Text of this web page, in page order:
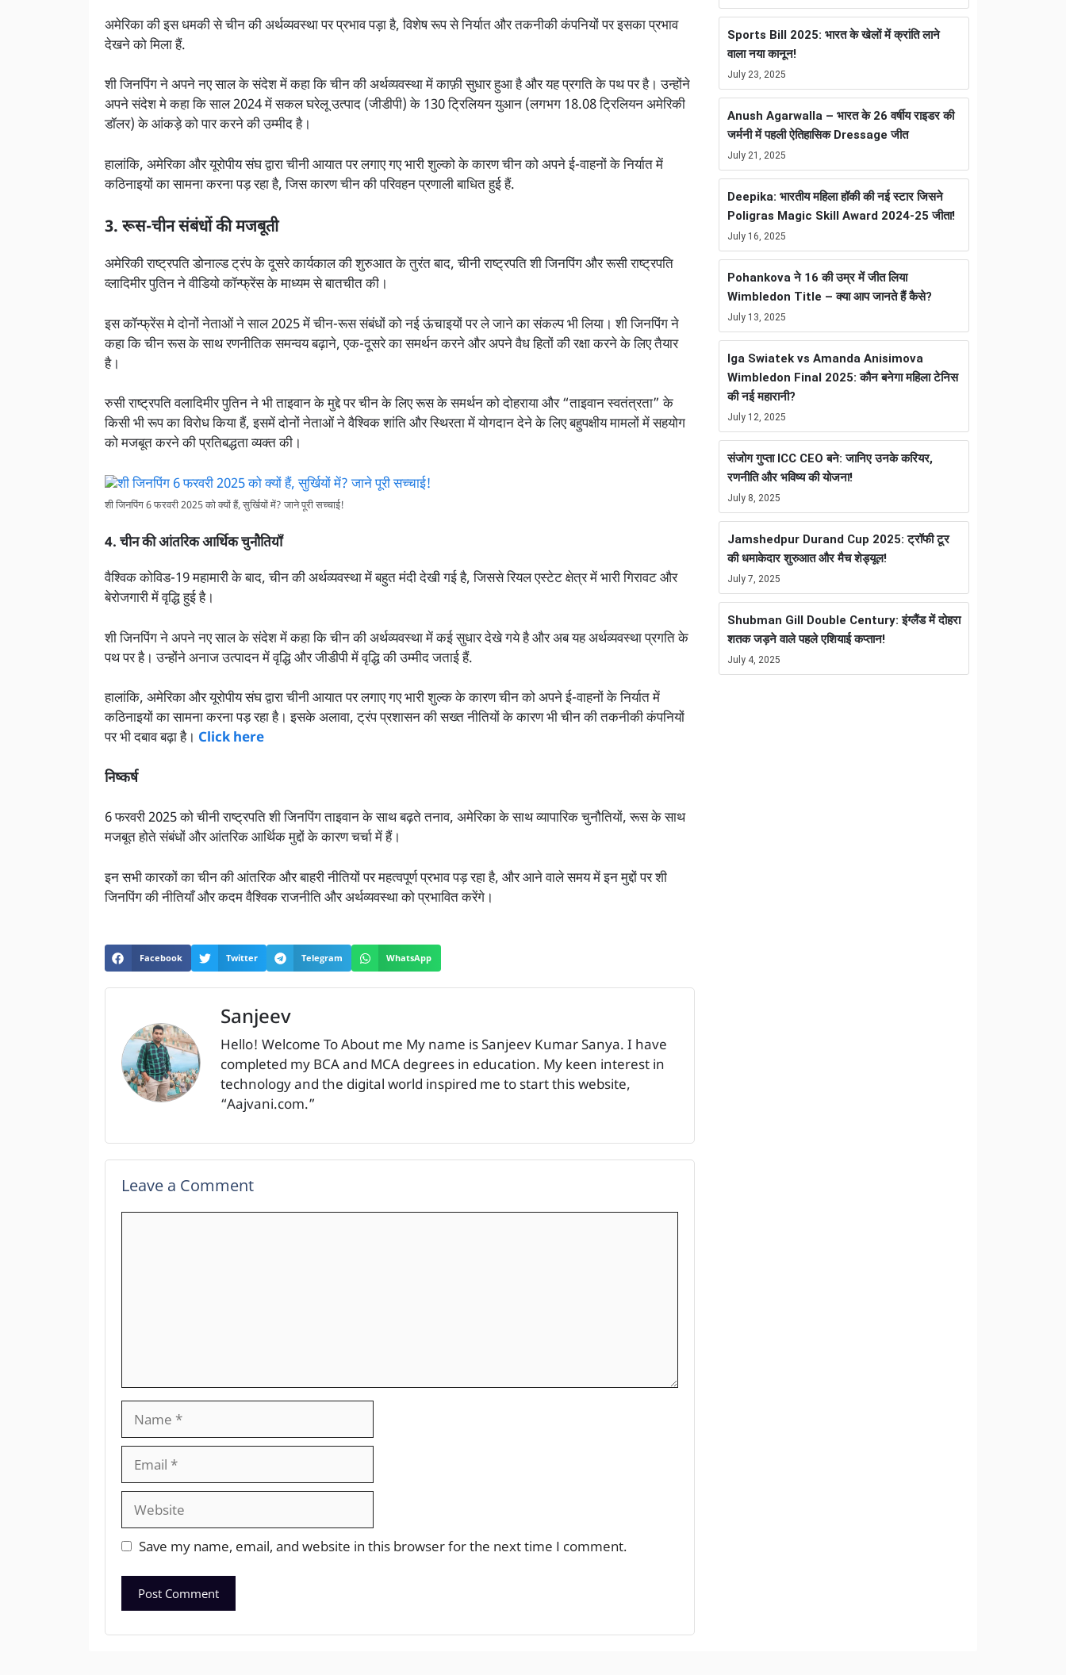
अमेरिका की इस धमकी से चीन की अर्थव्यवस्था पर प्रभाव पड़ा है, विशेष रूप से निर्यात और तकनीकी कंपनियों पर इसका प्रभाव
देखने को मिला हैं.
शी जिनपिंग ने अपने नए साल के संदेश में कहा कि चीन की अर्थव्यवस्था में काफ़ी सुधार हुआ है और यह प्रगति के पथ पर है। उन्होंने
अपने संदेश मे कहा कि साल 2024 में सकल घरेलू उत्पाद (जीडीपी) के 130 ट्रिलियन युआन (लगभग 18.08 ट्रिलियन अमेरिकी
डॉलर) के आंकड़े को पार करने की उम्मीद है।
हालांकि, अमेरिका और यूरोपीय संघ द्वारा चीनी आयात पर लगाए गए भारी शुल्को के कारण चीन को अपने ई-वाहनों के निर्यात में
कठिनाइयों का सामना करना पड़ रहा है, जिस कारण चीन की परिवहन प्रणाली बाधित हुई हैं.
3. रूस-चीन संबंधों की मजबूती
अमेरिकी राष्ट्रपति डोनाल्ड ट्रंप के दूसरे कार्यकाल की शुरुआत के तुरंत बाद, चीनी राष्ट्रपति शी जिनपिंग और रूसी राष्ट्रपति
व्लादिमीर पुतिन ने वीडियो कॉन्फ्रेंस के माध्यम से बातचीत की।
इस कॉन्फ्रेंस मे दोनों नेताओं ने साल 2025 में चीन-रूस संबंधों को नई ऊंचाइयों पर ले जाने का संकल्प भी लिया। शी जिनपिंग ने
कहा कि चीन रूस के साथ रणनीतिक समन्वय बढ़ाने, एक-दूसरे का समर्थन करने और अपने वैध हितों की रक्षा करने के लिए तैयार
है।
रुसी राष्ट्रपति वलादिमीर पुतिन ने भी ताइवान के मुद्दे पर चीन के लिए रूस के समर्थन को दोहराया और “ताइवान स्वतंत्रता” के
किसी भी रूप का विरोध किया हैं, इसमें दोनों नेताओं ने वैश्विक शांति और स्थिरता में योगदान देने के लिए बहुपक्षीय मामलों में सहयोग
को मजबूत करने की प्रतिबद्धता व्यक्त की।
शी जिनपिंग 6 फरवरी 2025 को क्यों हैं, सुर्खियों में? जाने पूरी सच्चाई!
4. चीन की आंतरिक आर्थिक चुनौतियाँ
वैश्विक कोविड-19 महामारी के बाद, चीन की अर्थव्यवस्था में बहुत मंदी देखी गई है, जिससे रियल एस्टेट क्षेत्र में भारी गिरावट और
बेरोजगारी में वृद्धि हुई है।
शी जिनपिंग ने अपने नए साल के संदेश में कहा कि चीन की अर्थव्यवस्था में कई सुधार देखे गये है और अब यह अर्थव्यवस्था प्रगति के
पथ पर है। उन्होंने अनाज उत्पादन में वृद्धि और जीडीपी में वृद्धि की उम्मीद जताई हैं.
हालांकि, अमेरिका और यूरोपीय संघ द्वारा चीनी आयात पर लगाए गए भारी शुल्क के कारण चीन को अपने ई-वाहनों के निर्यात में
कठिनाइयों का सामना करना पड़ रहा है। इसके अलावा, ट्रंप प्रशासन की सख्त नीतियों के कारण भी चीन की तकनीकी कंपनियों
पर भी दबाव बढ़ा है। Click here
निष्कर्ष
6 फरवरी 2025 को चीनी राष्ट्रपति शी जिनपिंग ताइवान के साथ बढ़ते तनाव, अमेरिका के साथ व्यापारिक चुनौतियों, रूस के साथ
मजबूत होते संबंधों और आंतरिक आर्थिक मुद्दों के कारण चर्चा में हैं।
इन सभी कारकों का चीन की आंतरिक और बाहरी नीतियों पर महत्वपूर्ण प्रभाव पड़ रहा है, और आने वाले समय में इन मुद्दों पर शी
जिनपिंग की नीतियाँ और कदम वैश्विक राजनीति और अर्थव्यवस्था को प्रभावित करेंगे।
Facebook Twitter Telegram WhatsApp
Sanjeev
Hello! Welcome To About me My name is Sanjeev Kumar Sanya. I have
completed my BCA and MCA degrees in education. My keen interest in
technology and the digital world inspired me to start this website,
“Aajvani.com.”
Leave a Comment
Save my name, email, and website in this browser for the next time I comment.
Sports Bill 2025: भारत के खेलों में क्रांति लाने
वाला नया कानून!
July 23, 2025
Anush Agarwalla – भारत के 26 वर्षीय राइडर की
जर्मनी में पहली ऐतिहासिक Dressage जीत
July 21, 2025
Deepika: भारतीय महिला हॉकी की नई स्टार जिसने
Poligras Magic Skill Award 2024-25 जीता!
July 16, 2025
Pohankova ने 16 की उम्र में जीत लिया
Wimbledon Title – क्या आप जानते हैं कैसे?
July 13, 2025
Iga Swiatek vs Amanda Anisimova
Wimbledon Final 2025: कौन बनेगा महिला टेनिस
की नई महारानी?
July 12, 2025
संजोग गुप्ता ICC CEO बने: जानिए उनके करियर,
रणनीति और भविष्य की योजना!
July 8, 2025
Jamshedpur Durand Cup 2025: ट्रॉफी टूर
की धमाकेदार शुरुआत और मैच शेड्यूल!
July 7, 2025
Shubman Gill Double Century: इंग्लैंड में दोहरा
शतक जड़ने वाले पहले एशियाई कप्तान!
July 4, 2025